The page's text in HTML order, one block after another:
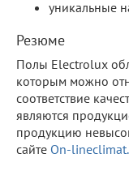
уникальные
Резюме
Полы Electrolux
которым можно
соответствие
являются
продукцию
сайте On-